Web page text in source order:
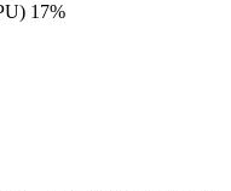
17%